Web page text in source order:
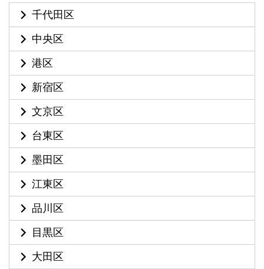
千代田区
中央区
港区
新宿区
文京区
台東区
墨田区
江東区
品川区
目黒区
大田区